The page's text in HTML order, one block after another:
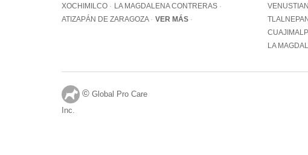
XOCHIMILCO
LA MAGDALENA CONTRERAS
ATIZAPÁN DE ZARAGOZA
VER MÁS
LA
© Global Pro Care
Inc.